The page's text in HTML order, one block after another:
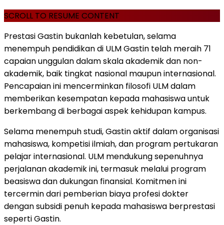
SCROLL TO RESUME CONTENT
Prestasi Gastin bukanlah kebetulan, selama
menempuh pendidikan di ULM Gastin telah meraih 71
capaian unggulan dalam skala akademik dan non-
akademik, baik tingkat nasional maupun internasional.
Pencapaian ini mencerminkan filosofi ULM dalam
memberikan kesempatan kepada mahasiswa untuk
berkembang di berbagai aspek kehidupan kampus.
Selama menempuh studi, Gastin aktif dalam organisasi
mahasiswa, kompetisi ilmiah, dan program pertukaran
pelajar internasional. ULM mendukung sepenuhnya
perjalanan akademik ini, termasuk melalui program
beasiswa dan dukungan finansial. Komitmen ini
tercermin dari pemberian biaya profesi dokter
dengan subsidi penuh kepada mahasiswa berprestasi
seperti Gastin.